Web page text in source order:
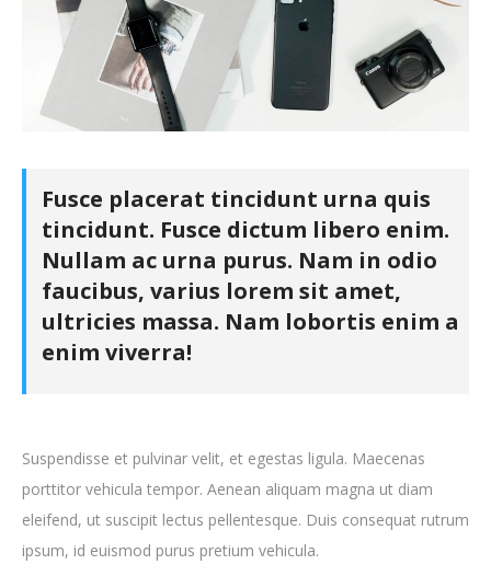
Fusce placerat tincidunt urna quis
tincidunt. Fusce dictum libero enim.
Nullam ac urna purus. Nam in odio
faucibus, varius lorem sit amet,
ultricies massa. Nam lobortis enim a
enim viverra!
Suspendisse et pulvinar velit, et egestas ligula. Maecenas
porttitor vehicula tempor. Aenean aliquam magna ut diam
eleifend, ut suscipit lectus pellentesque. Duis consequat rutrum
ipsum, id euismod purus pretium vehicula.